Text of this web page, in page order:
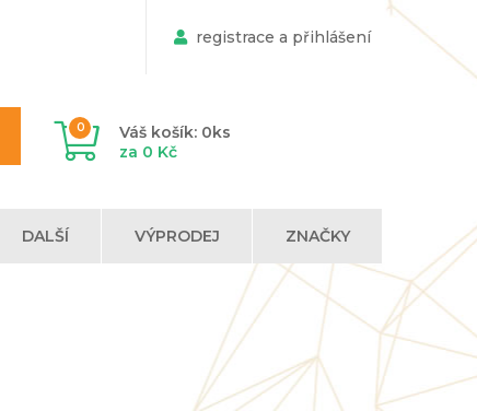
0
Váš košík: 0ks
za 0 Kč
registrace a přihlášení
DALŠÍ VÝPRODEJ ZNAČKY